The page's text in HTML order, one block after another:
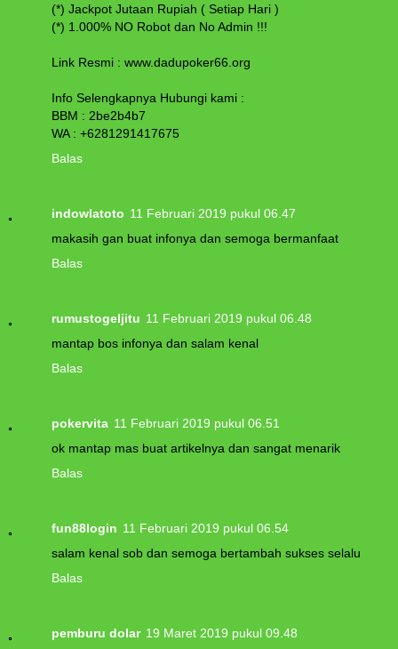
(*) Jackpot Jutaan Rupiah ( Setiap Hari )
(*) 1.000% NO Robot dan No Admin !!!
Link Resmi : www.dadupoker66.org
Info Selengkapnya Hubungi kami :
BBM : 2be2b4b7
WA : +6281291417675
Balas
indowlatoto 11 Februari 2019 pukul 06.47
makasih gan buat infonya dan semoga bermanfaat
Balas
rumustogeljitu 11 Februari 2019 pukul 06.48
mantap bos infonya dan salam kenal
Balas
pokervita 11 Februari 2019 pukul 06.51
ok mantap mas buat artikelnya dan sangat menarik
Balas
fun88login 11 Februari 2019 pukul 06.54
salam kenal sob dan semoga bertambah sukses selalu
Balas
pemburu dolar 19 Maret 2019 pukul 09.48